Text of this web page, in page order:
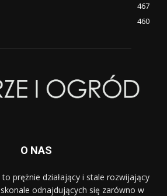
467
460
O NAS
prężnie działający i stale rozwijający
odnajdujących się zarówno w